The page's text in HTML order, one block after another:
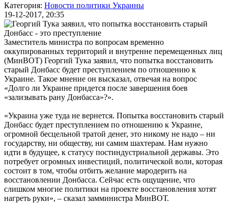
Категория: Новости политики Украины
19-12-2017, 20:35
Заместитель министра по вопросам временно
оккупированных территорий и внутренне перемещенных лиц
(МинВОТ) Георгий Тука заявил, что попытка восстановить
старый Донбасс будет преступлением по отношению к
Украине. Такое мнение он высказал, отвечая на вопрос
«Долго ли Украине придется после завершения боев
«зализывать рану Донбасса»?».
«Украина уже туда не вернется. Попытка восстановить старый
Донбасс будет преступлением по отношению к Украине,
огромной бесцельной тратой денег, это никому не надо – ни
государству, ни обществу, ни самим шахтерам. Нам нужно
идти в будущее, к статусу постиндустриальной державы. Это
потребует огромных инвестиций, политической воли, которая
состоит в том, чтобы отбить желание мародерить на
восстановлении Донбасса. Сейчас есть ощущение, что
слишком многие политики на проекте восстановления хотят
нагреть руки», – сказал замминистра МинВОТ.